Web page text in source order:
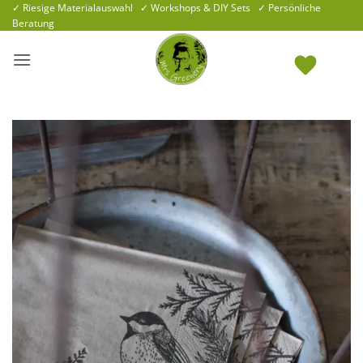
Zum
Inhalt
✓ Riesige Materialauswahl ✓ Workshops & DIY Sets ✓ Persönliche
Beratung